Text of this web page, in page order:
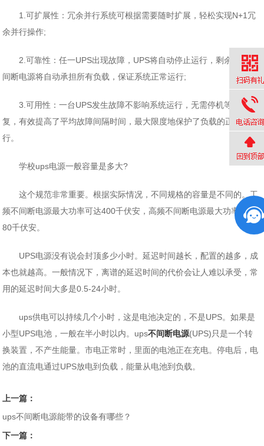
1.可扩展性：冗余并行系统可根据需要随时扩展，轻松实现N+1冗
余并行操作;
2.可靠性：任一UPS出现故障，UPS将自动停止运行，剩余UPS不
间断电源将自动承担所有负载，保证系统正常运行;
3.可用性：一台UPS发生故障不影响系统运行，无需停机等待修
复，有效提高了平均故障间隔时间，最大限度地保护了负载的正常运
行。
学校ups电源一般容量是多大?
这个规范非常重要。根据实际情况，不同规格的容量是不同的。工
频不间断电源最大功率可达400千伏安，高频不间断电源最大功率可达
80千伏安。
UPS电源没有说会封顶多少小时。延迟时间越长，配置的越多，成
本也就越高。一般情况下，离谱的延迟时间的代价会让人难以承受，常
用的延迟时间大多是0.5-24小时。
ups供电可以持续几个小时，这是电池决定的，不是UPS。如果是
小型UPS电池，一般在半小时以内。ups不间断电源(UPS)只是一个转
换装置，不产生能量。市电正常时，里面的电池正在充电。停电后，电
池的直流电通过UPS放电到负载，能量从电池到负载。
上一篇：
ups不间断电源能带的设备有哪些？
下一篇：